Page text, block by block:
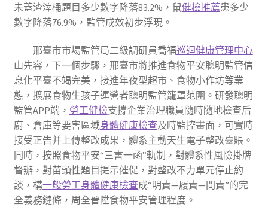
未蓋渣滓桶題目多少數字降落83.2%，鼠健檢推薦患多少
數字降落76.9%，監管成效初步浮現。
邢臺市市場監管局二級調研員喬福巡迴健康管理中心
山先容，下一個步驟，邢臺市將推進食物平安聰明監管信
息化平臺不竭完美，接進年夜型超市、食物小作坊等業
態，擴展食物生孩子運營者聰明監管籠罩范圍。研發聰明
監管APP端， 勞工健檢支撐企業治理職員隨時隨地檢查后
廚、倉庫等要害區域身體健康檢查及時監控畫面，可實時
接受正告并上傳整改成果，體系主動天生電子整改臺賬。
同時，按照食物平安“三書一函”軌制，對體系性風險掛牌
督辦，對苗頭性題目提示催促，對整改不力單元停止約
談，構一般勞工身體健康檢查成“明責—履責—問責”的完
全義務鏈條，周全晉陞食物平安管理程度。